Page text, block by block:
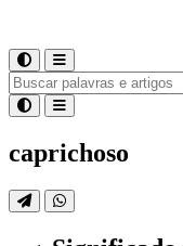
caprichoso